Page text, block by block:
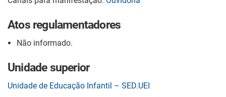
Atos regulamentadores
Não informado.
Unidade superior
Unidade de Educação Infantil – SED.UEI